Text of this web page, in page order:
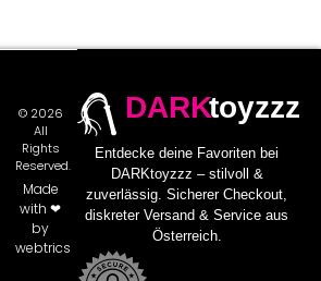
DARKtoyzzz
Entdecke deine Favoriten bei
DARKtoyzzz – stilvoll &
zuverlässig. Sicherer Checkout,
diskreter Versand & Service aus
Österreich.
© 2026
All
Rights
Reserved.
Made
with ❤
by
webtrics